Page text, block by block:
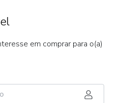
em comprar para o(a)